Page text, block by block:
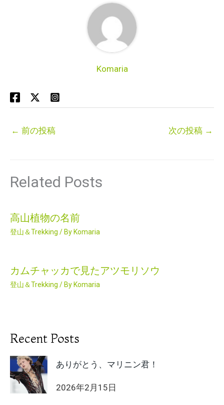
Komaria
← 前の投稿 次の投稿 →
Related Posts
高山植物の名前
登山＆Trekking / By Komaria
カムチャッカで見たアツモリソウ
登山＆Trekking / By Komaria
Recent Posts
ありがとう、マリニン君！
2026年2月15日